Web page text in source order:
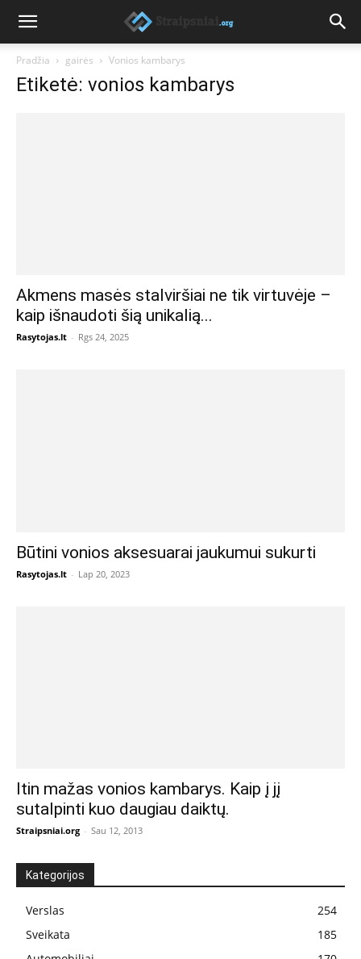
Pradžia gairės Vonios kambarys
Etiketė: vonios kambarys
Akmens masės stalviršiai ne tik virtuvėje –
kaip išnaudoti šią unikalią...
Rasytojas.lt - Rgs 24, 2025
Būtini vonios aksesuarai jaukumui sukurti
Rasytojas.lt - Lap 20, 2023
Itin mažas vonios kambarys. Kaip į jį
sutalpinti kuo daugiau daiktų.
Straipsniai.org - Sau 12, 2013
Kategorijos
Verslas
254
Sveikata
185